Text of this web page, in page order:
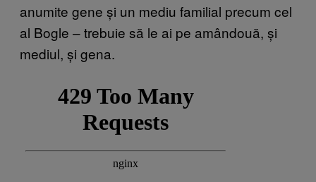
anumite gene și un mediu familial precum cel
al Bogle – trebuie să le ai pe amândouă, și
mediul, și gena.